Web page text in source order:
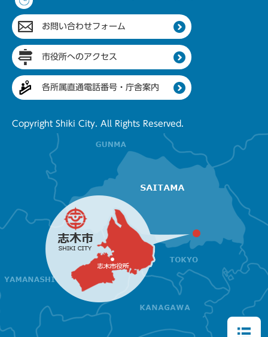
お問い合わせフォーム
市役所へのアクセス
各所属直通電話番号・庁舎案内
Copyright Shiki City. All Rights Reserved.